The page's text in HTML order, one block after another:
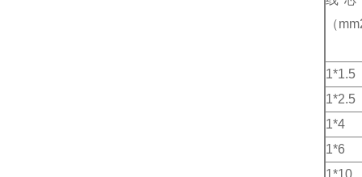
（
1*1.5
1*2.5
1*4
1*6
1*10